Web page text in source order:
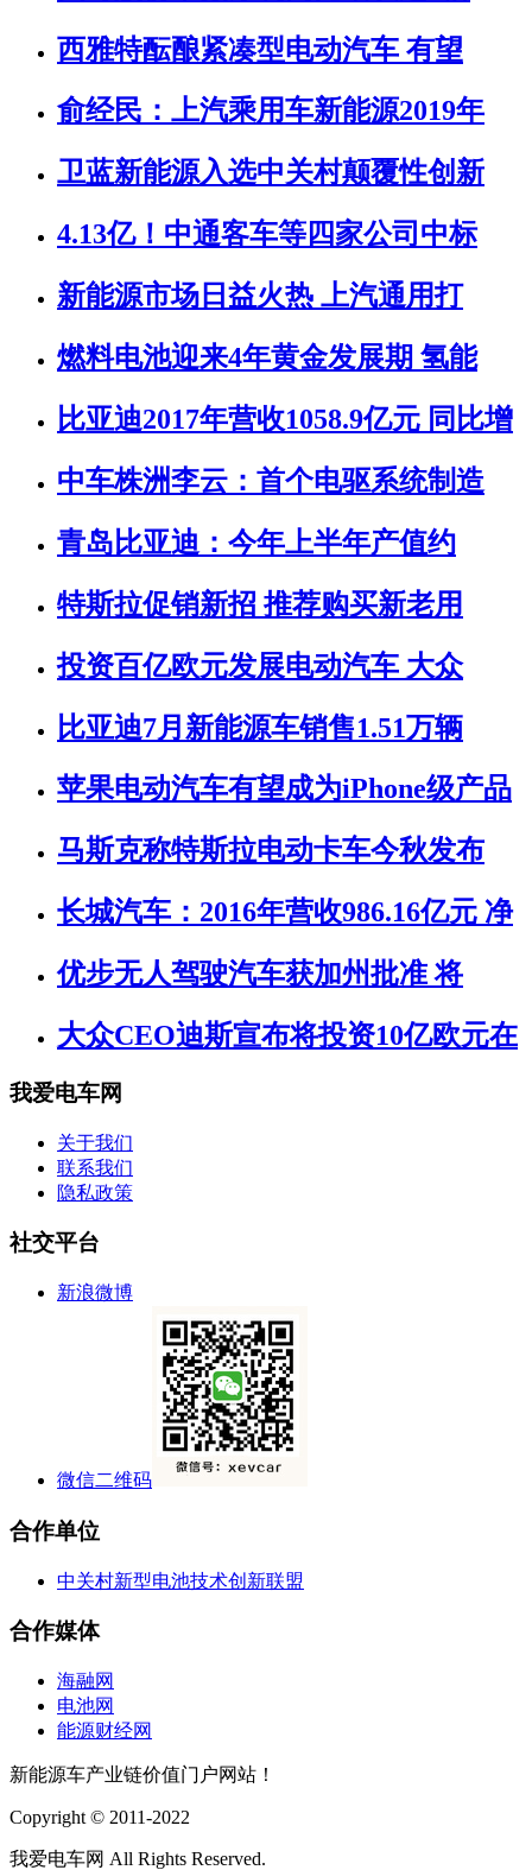
西雅特酝酿紧凑型电动汽车 有望
俞经民：上汽乘用车新能源2019年
卫蓝新能源入选中关村颠覆性创新
4.13亿！中通客车等四家公司中标
新能源市场日益火热 上汽通用打
燃料电池迎来4年黄金发展期 氢能
比亚迪2017年营收1058.9亿元 同比增
中车株洲李云：首个电驱系统制造
青岛比亚迪：今年上半年产值约
特斯拉促销新招 推荐购买新老用
投资百亿欧元发展电动汽车 大众
比亚迪7月新能源车销售1.51万辆
苹果电动汽车有望成为iPhone级产品
马斯克称特斯拉电动卡车今秋发布
长城汽车：2016年营收986.16亿元 净
优步无人驾驶汽车获加州批准 将
大众CEO迪斯宣布将投资10亿欧元在
我爱电车网
关于我们
联系我们
隐私政策
社交平台
新浪微博
微信二维码
合作单位
中关村新型电池技术创新联盟
合作媒体
海融网
电池网
能源财经网
新能源车产业链价值门户网站！
Copyright © 2011-2022
我爱电车网 All Rights Reserved.